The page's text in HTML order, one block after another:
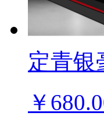
定青银
￥